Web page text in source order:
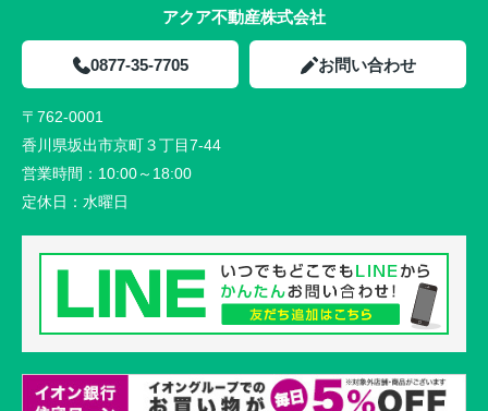
アクア不動産株式会社
0877-35-7705 お問い合わせ
〒762-0001
香川県坂出市京町３丁目7-44
営業時間： 10:00～18:00
定休日： 水曜日